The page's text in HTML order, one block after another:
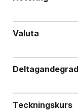
Valuta
Deltagandegrad
Teckningskurs